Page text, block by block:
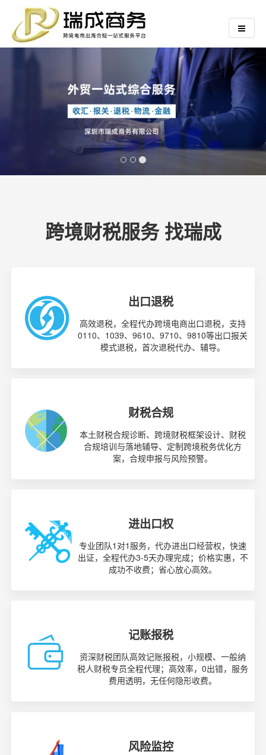
跨境财税服务 找瑞成
出口退税
高效退税，全程代办跨境电商出口退税，支持
0110、1039、9610、9710、9810等出口报关
模式退税，首次退税代办、辅导。
财税合规
本土财税合规诊断、跨境财税框架设计、财税
合规培训与落地辅导、定制跨境税务优化方
案，合规申报与风险预警。
进出口权
专业团队1对1服务，代办进出口经营权，快速
出证，全程代办3-5天办理完成；价格实惠，不
成功不收费；省心放心高效。
记账报税
资深财税团队高效记账报税，小规模、一般纳
税人财税专员全程代理；高效率，0出错，服务
费用透明，无任何隐形收费。
风险监控